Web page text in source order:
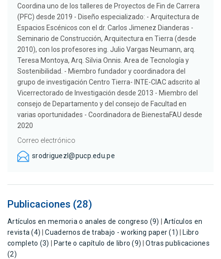
Coordina uno de los talleres de Proyectos de Fin de Carrera
(PFC) desde 2019 - Diseño especializado: - Arquitectura de
Espacios Escénicos con el dr. Carlos Jimenez Dianderas -
Seminario de Construcción, Arquitectura en Tierra (desde
2010), con los profesores ing. Julio Vargas Neumann, arq.
Teresa Montoya, Arq. Silvia Onnis. Area de Tecnología y
Sostenibilidad. - Miembro fundador y coordinadora del
grupo de investigación Centro Tierra- INTE-CIAC adscrito al
Vicerrectorado de Investigación desde 2013 - Miembro del
consejo de Departamento y del consejo de Facultad en
varias oportunidades - Coordinadora de BienestaFAU desde
2020
Correo electrónico
srodriguezl@pucp.edu.pe
Publicaciones (28)
Artículos en memoria o anales de congreso (9)
Artículos en
revista (4) |Cuadernos de trabajo - working paper (1)
Libro
completo (3)
Parte o capítulo de libro (9) |Otras publicaciones
(2)